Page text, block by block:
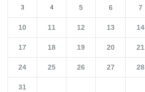
3 4 5 6 7
10 11 12 13 14
17 18 19 20 21
24 25 26 27 28
31